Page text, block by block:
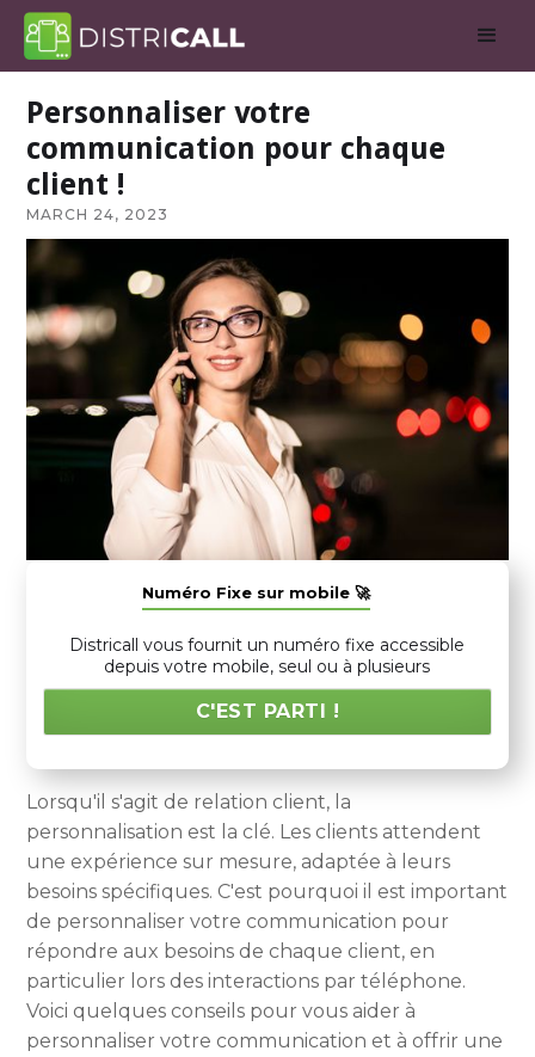
Personnaliser votre
communication pour chaque
client !
MARCH 24, 2023
Numéro Fixe sur mobile 🚀
Districall vous fournit un numéro fixe accessible
depuis votre mobile, seul ou à plusieurs
C'EST PARTI !
Lorsqu'il s'agit de relation client, la
personnalisation est la clé. Les clients attendent
une expérience sur mesure, adaptée à leurs
besoins spécifiques. C'est pourquoi il est important
de personnaliser votre communication pour
répondre aux besoins de chaque client, en
particulier lors des interactions par téléphone.
Voici quelques conseils pour vous aider à
personnaliser votre communication et à offrir une